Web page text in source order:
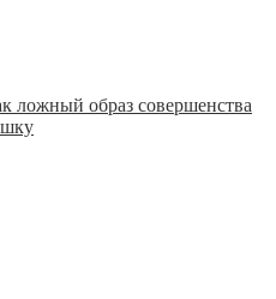
ложный образ совершенства